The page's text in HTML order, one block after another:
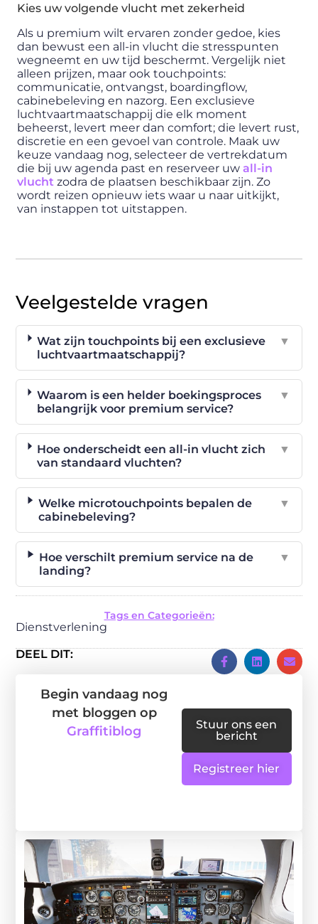
Kies uw volgende vlucht met zekerheid
Als u premium wilt ervaren zonder gedoe, kies
dan bewust een all-in vlucht die stresspunten
wegneemt en uw tijd beschermt. Vergelijk niet
alleen prijzen, maar ook touchpoints:
communicatie, ontvangst, boardingflow,
cabinebeleving en nazorg. Een exclusieve
luchtvaartmaatschappij die elk moment
beheerst, levert meer dan comfort; die levert rust,
discretie en een gevoel van controle. Maak uw
keuze vandaag nog, selecteer de vertrekdatum
die bij uw agenda past en reserveer uwall-in
vlucht zodra de plaatsen beschikbaar zijn. Zo
wordt reizen opnieuw iets waar u naar uitkijkt,
van instappen tot uitstappen.
Veelgestelde vragen
Wat zijn touchpoints bij een exclusieve
luchtvaartmaatschappij?
▼
Waarom is een helder boekingsproces
belangrijk voor premium service?
▼
Hoe onderscheidt een all-in vlucht zich
van standaard vluchten?
▼
Welke microtouchpoints bepalen de
cabinebeleving?
▼
Hoe verschilt premium service na de
landing?
▼
Tags en Categorieën:
Dienstverlening
DEEL DIT:
Begin vandaag nog
met bloggen op
Graffitiblog
Stuur ons een
bericht
Registreer hier